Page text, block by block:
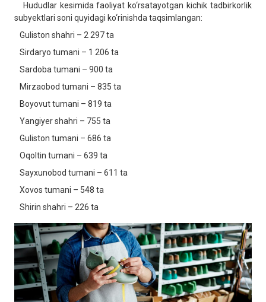
Hududlar kesimida faoliyat ko‘rsatayotgan kichik tadbirkorlik
subyektlari soni quyidagi ko‘rinishda taqsimlangan:
Guliston shahri – 2 297 ta
Sirdaryo tumani – 1 206 ta
Sardoba tumani – 900 ta
Mirzaobod tumani – 835 ta
Boyovut tumani – 819 ta
Yangiyer shahri – 755 ta
Guliston tumani – 686 ta
Oqoltin tumani – 639 ta
Sayxunobod tumani – 611 ta
Xovos tumani – 548 ta
Shirin shahri – 226 ta